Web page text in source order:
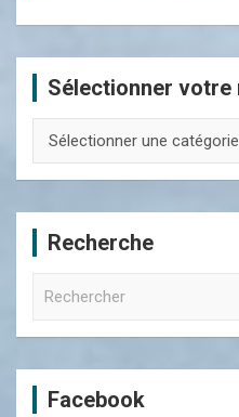
Sélectionner
votre
vos
dates
Recherche
e
Facebook